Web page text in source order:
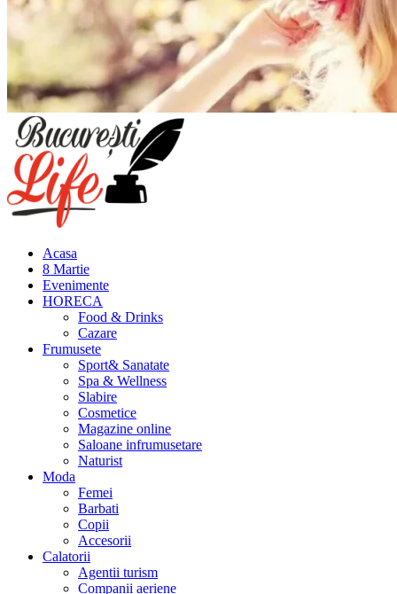
Meniu
principal
Acasa
8 Martie
Evenimente
HORECA
Food & Drinks
Cazare
Frumusete
Sport& Sanatate
Spa & Wellness
Slabire
Cosmetice
Magazine online
Saloane infrumusetare
Naturist
Moda
Femei
Barbati
Copii
Accesorii
Calatorii
Agentii turism
Companii aeriene